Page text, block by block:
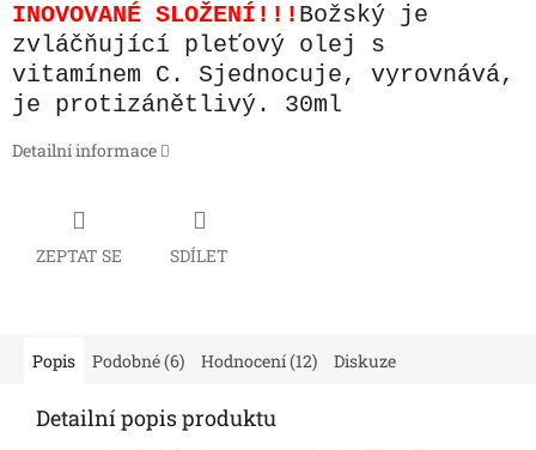
INOVOVANÉ SLOŽENÍ!!! Božský je
zvláčňující pleťový olej s
vitamínem C. Sjednocuje, vyrovnává,
je protizánětlivý. 30ml
Detailní informace
ZEPTAT SE SDÍLET
Popis Podobné (6) Hodnocení (12) Diskuze
Detailní popis produktu